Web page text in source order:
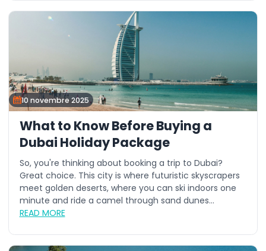
10 novembre 2025
What to Know Before Buying a
Dubai Holiday Package
So, you're thinking about booking a trip to Dubai?
Great choice. This city is where futuristic skyscrapers
meet golden deserts, where you can ski indoors one
minute and ride a camel through sand dunes...
READ MORE